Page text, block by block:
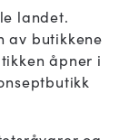
landet.
av butikkene
åpner i